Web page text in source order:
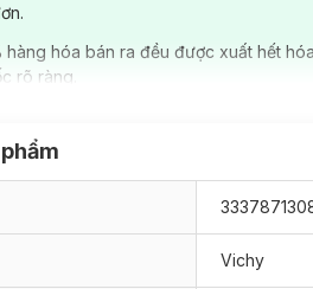
hợp cho mọi loại da.
khô, thiếu nước
hàng hóa bán ra đều được xuất hết
rõ ràng.
Vichy